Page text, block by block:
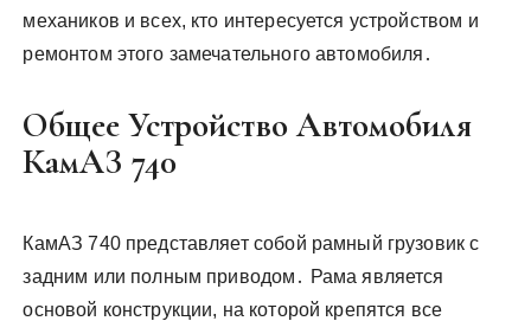
механиков и всех, кто интересуется устройством и
ремонтом этого замечательного автомобиля․
Общее Устройство Автомобиля
КамАЗ 740
КамАЗ 740 представляет собой рамный грузовик с
задним или полным приводом․ Рама является
основой конструкции, на которой крепятся все